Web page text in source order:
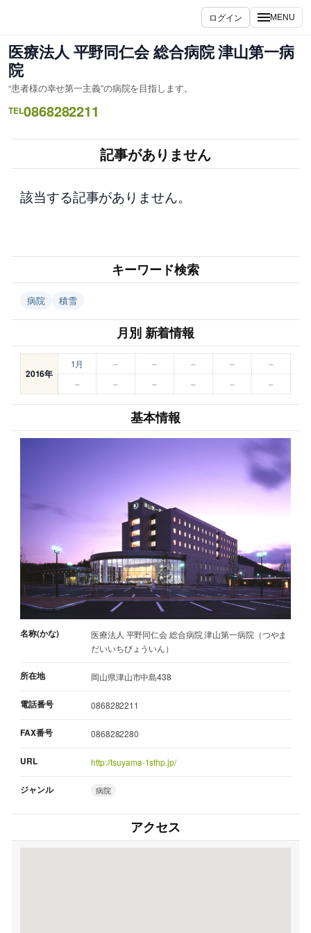
を
ス
キ
ッ
プ
ログイン MENU
医療法人 平野同仁会 総合病院 津山第一病
院
“患者様の幸せ第一主義”の病院を目指します。
TEL0868282211
記事がありません
該当する記事がありません。
キーワード検索
病院 積雪
月別 新着情報
2016年
1月 – – – –
–
–
– – – – –
基本情報
名称(かな)
医療法人 平野同仁会 総合病院 津山第一病院（つやま
だいいちびょういん）
所在地 岡山県津山市中島438
電話番号 0868282211
FAX番号 0868282280
URL http://tsuyama-1sthp.jp/
ジャンル 病院
アクセス